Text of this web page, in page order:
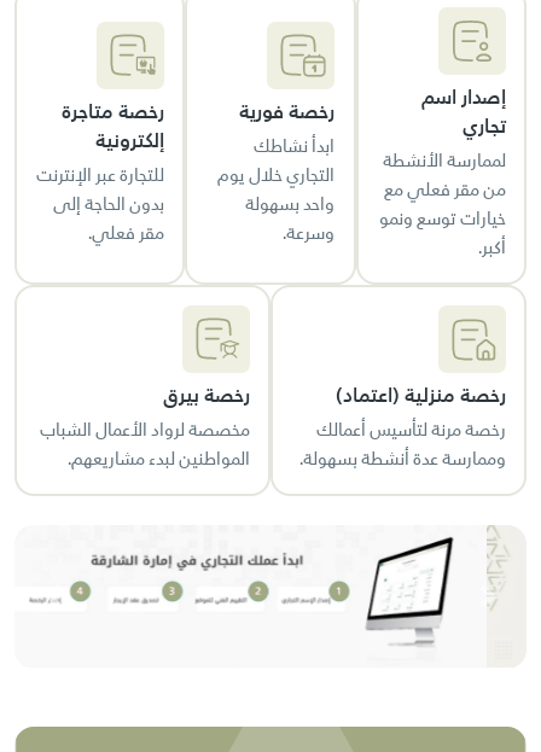
إصدار اسم
تجاري
لممارسة الأنشطة
من مقر فعلي مع
خيارات توسع ونمو
أكبر.
رخصة فورية
ابدأ نشاطك
التجاري خلال يوم
واحد بسهولة
وسرعة.
رخصة متاجرة
إلكترونية
للتجارة عبر الإنترنت
بدون الحاجة إلى
مقر فعلي.
رخصة منزلية (اعتماد)
رخصة مرنة لتأسيس أعمالك
وممارسة عدة أنشطة بسهولة.
رخصة بيرق
مخصصة لرواد الأعمال الشباب
المواطنين لبدء مشاريعهم.
Next